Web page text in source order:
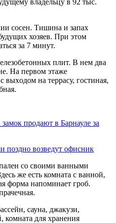
сосен. Тишина и запах
хозяев. При этом
за 7 минут.
плит. В нем два
На первом этаже
выхoдом на тepрaсу, гостиная,
продают в Барнауле за
поздно возведут офисник
со своими ванными
же есть комната с ванной,
форма напоминает гроб.
сауна, джакузи,
комната для хранения